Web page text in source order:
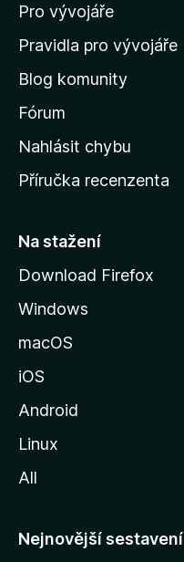
o
m
v
s
k
u
t
á
n
M
o
l
y
Pro vývojáře
Pravidla pro vývojáře
Blog komunity
Fórum
Nahlásit chybu
Příručka recenzenta
Na stažení
Download Firefox
Windows
macOS
iOS
Android
Linux
All
Nejnovější sestavení